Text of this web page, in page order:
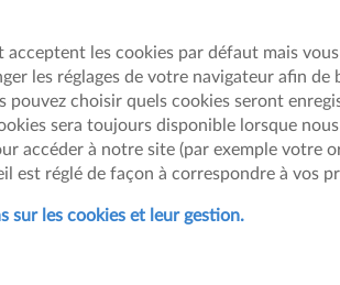
les cookies par défaut mais
les réglages de votre navigateur afin
pouvez choisir quels cookies seront
sera toujours disponible lorsque
accéder à notre site (par exemple votre
est réglé de façon à correspondre à vos
sur les cookies et leur gestion.